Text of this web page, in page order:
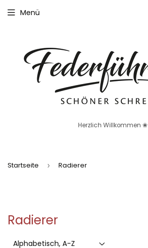
Herzlich Willkommen ❀
Menü
Startseite › Radierer
Radierer